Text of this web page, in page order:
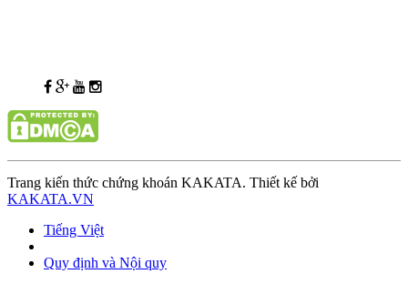
Trang kiến thức chứng khoán KAKATA. Thiết kế bởi
KAKATA.VN
Tiếng Việt
Quy định và Nội quy